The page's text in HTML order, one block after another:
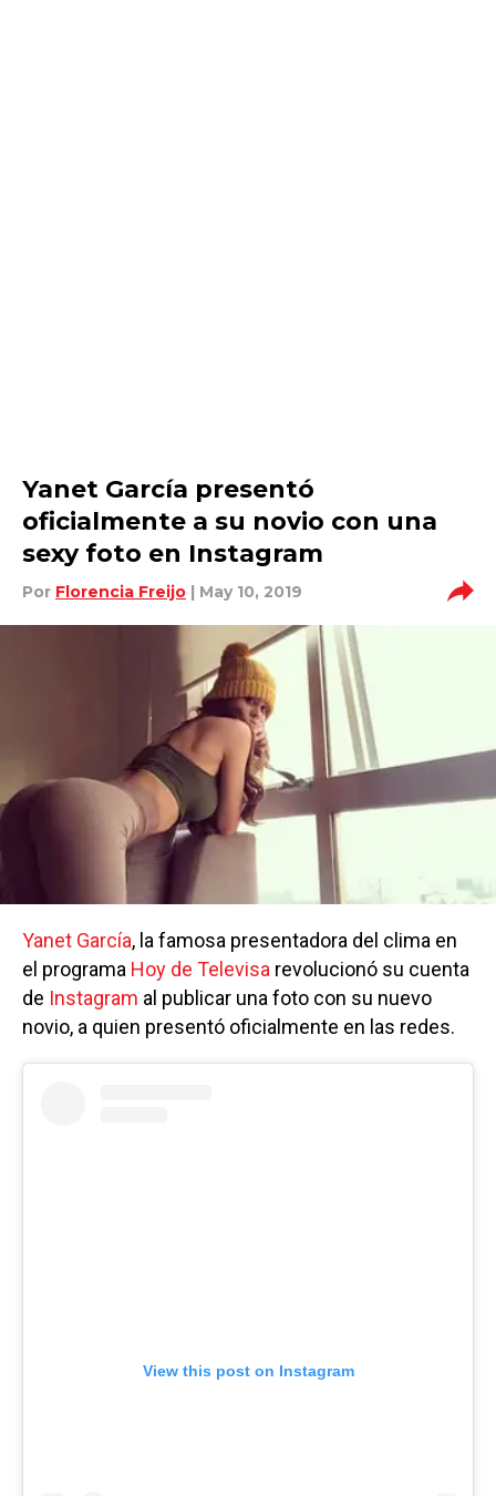
Yanet García presentó
oficialmente a su novio con una
sexy foto en Instagram
Por Florencia Freijo | May 10, 2019
Yanet García, la famosa presentadora del clima en
el programa Hoy de Televisa revolucionó su cuenta
de Instagram al publicar una foto con su nuevo
novio, a quien presentó oficialmente en las redes.
View this post on Instagram